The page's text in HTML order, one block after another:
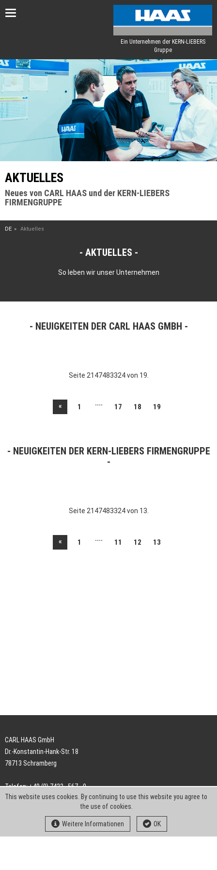
Toggle
Ein Unternehmen der KERN-LIEBERS
Gruppe
AKTUELLES
Neues von CARL HAAS und der KERN-LIEBERS
FIRMENGRUPPE
DE Aktuelles
AKTUELLES
So leben wir unser Unternehmen
NEUIGKEITEN DER CARL HAAS GMBH
Seite 2147483324 von 19.
« 1 .... 17 18 19
NEUIGKEITEN DER KERN-LIEBERS FIRMENGRUPPE
Seite 2147483324 von 13.
« 1 .... 11 12 13
CARL HAAS GmbH
Dr.-Konstantin-Hank-Str. 18
78713 Schramberg
Telefon: +49 (0) 7422 . 567 - 0
Telefax: +49 (0) 7422 . 567 - 239
info-ch@kern-liebers.com
This website uses cookies. By continuing to use this website you agree to
the use of cookies.
Weitere Informationen OK